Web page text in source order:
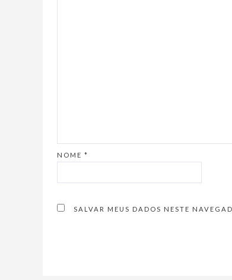
NOME *
SALVAR MEUS DADOS NESTE